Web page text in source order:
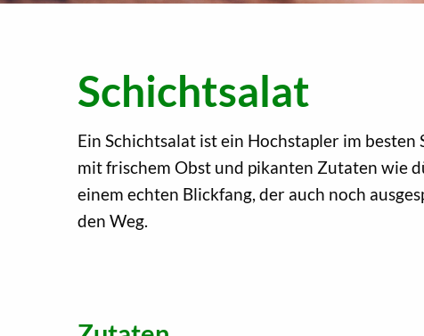
Schichtsalat
Ein Schichtsalat ist ein Hochstapler im
mit frischem Obst und pikanten Zutaten wie
einem echten Blickfang, der auch noch
den Weg.